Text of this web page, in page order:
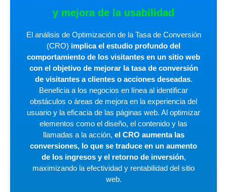
y mejora de la usabilidad
El análisis de Optimización de la Tasa de Conversión
(CRO) implica el estudio profundo del
comportamiento de los visitantes en un sitio web
con el objetivo de mejorar la tasa de conversión
de visitantes a clientes o acciones deseadas.
Beneficia a los negocios en línea al identificar
obstáculos o áreas de mejora en la experiencia del
usuario y la eficacia de las páginas web. Al optimizar
elementos como el diseño, el contenido y las
llamadas a la acción, el CRO aumenta las
conversiones, lo que se traduce en un aumento
de los ingresos y el retorno de inversión,
maximizando la efectividad y rentabilidad del sitio
web.